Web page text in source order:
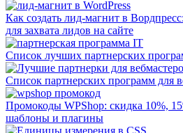
Как создать лид-магнит в
для захвата лидов на сайте
Список лучших партнерских
Список партнерских программ для
Промокоды WPShop: скидка 10%,
шаблоны и плагины